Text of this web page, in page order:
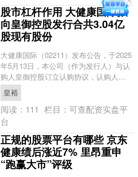
股市杠杆作用 大健康国际拟
向皇御控股发行合共3.04亿
股现有股份
大健康国际（02211）发布公告，于2025
年5月13日，本公司（作为发行人）与认
购人皇御控股订立认购协议，认购人已
有条件同意认购而本公司已有条件同意
以现金约2....
皇裕
阅读： 111 栏目：可查配资实盘平
台
正规的股票平台有哪些 京东
健康绩后涨近7% 里昂重申
“跑赢大市”评级